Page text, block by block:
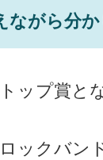
ながら分
ップ賞と
ックバン